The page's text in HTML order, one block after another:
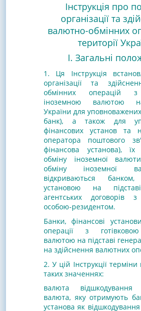
Інструкція про
організації та
валютно-обмінних
території
I. Загальні
1. Ця Інструкція
організації та
обмінних операцій з
іноземною валютою
України для уповноважених
банк), а також для
фінансових установ та
оператора поштового
фінансова установа), їх
обміну іноземної
обміну іноземної
відкриваються
установою на
агентських договорів
особою-резидентом.
Банки, фінансові
операції з
валютою на підставі
на здійснення валютних
2. У цій Інструкції
таких значеннях:
валюта
валюта, яку отримують
установа як відшкодування